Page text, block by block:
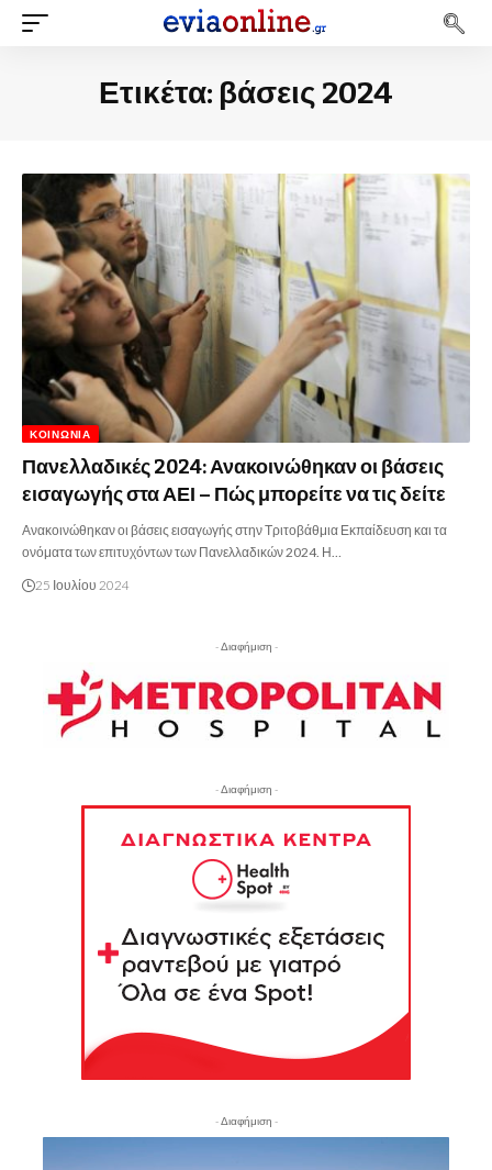
Ετικέτα: βάσεις 2024
ΚΟΙΝΩΝΊΑ
Πανελλαδικές 2024: Ανακοινώθηκαν οι βάσεις
εισαγωγής στα ΑΕΙ – Πώς μπορείτε να τις δείτε
Ανακοινώθηκαν οι βάσεις εισαγωγής στην Τριτοβάθμια Εκπαίδευση και τα
ονόματα των επιτυχόντων των Πανελλαδικών 2024. Η…
25 Ιουλίου 2024
- Διαφήμιση -
- Διαφήμιση -
- Διαφήμιση -